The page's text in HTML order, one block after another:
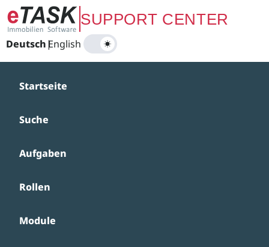
Zum Hauptinhalt springenSUPPORT CENTER
Deutsch|
English
Startseite
Suche
Aufgaben
Rollen
Module